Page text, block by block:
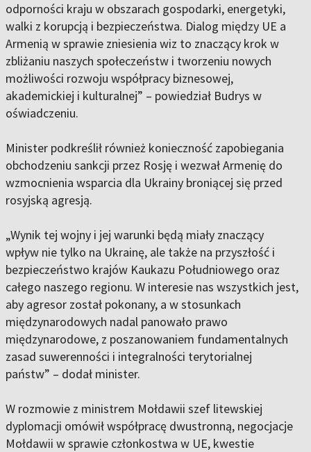
odporności kraju w obszarach gospodarki, energetyki,
walki z korupcją i bezpieczeństwa. Dialog między UE a
Armenią w sprawie zniesienia wiz to znaczący krok w
zbliżaniu naszych społeczeństw i tworzeniu nowych
możliwości rozwoju współpracy biznesowej,
akademickiej i kulturalnej” – powiedział Budrys w
oświadczeniu.
Minister podkreślił również konieczność zapobiegania
obchodzeniu sankcji przez Rosję i wezwał Armenię do
wzmocnienia wsparcia dla Ukrainy broniącej się przed
rosyjską agresją.
„Wynik tej wojny i jej warunki będą miały znaczący
wpływ nie tylko na Ukrainę, ale także na przyszłość i
bezpieczeństwo krajów Kaukazu Południowego oraz
całego naszego regionu. W interesie nas wszystkich jest,
aby agresor został pokonany, a w stosunkach
międzynarodowych nadal panowało prawo
międzynarodowe, z poszanowaniem fundamentalnych
zasad suwerenności i integralności terytorialnej
państw” – dodał minister.
W rozmowie z ministrem Mołdawii szef litewskiej
dyplomacji omówił współpracę dwustronną, negocjacje
Mołdawii w sprawie członkostwa w UE, kwestie